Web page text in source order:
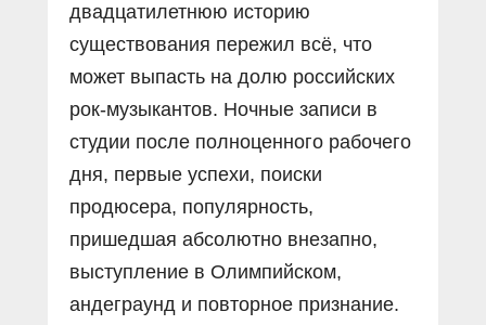
двадцатилетнюю историю
существования пережил всё, что
может выпасть на долю российских
рок-музыкантов. Ночные записи в
студии после полноценного рабочего
дня, первые успехи, поиски
продюсера, популярность,
пришедшая абсолютно внезапно,
выступление в Олимпийском,
андеграунд и повторное признание.